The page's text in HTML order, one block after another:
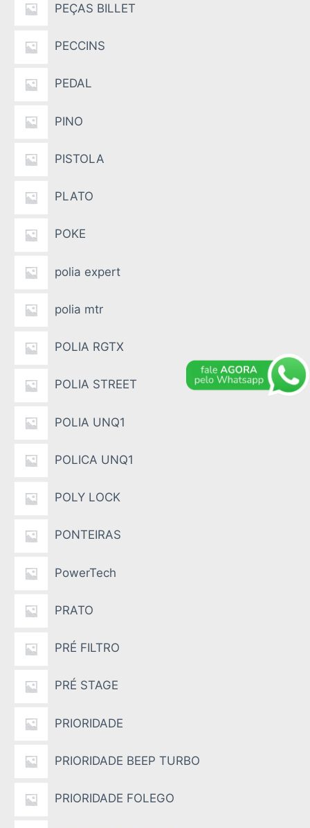
PEÇAS BILLET
PECCINS
PEDAL
PINO
PISTOLA
PLATO
POKE
polia expert
polia mtr
POLIA RGTX
POLIA STREET
POLIA UNQ1
POLICA UNQ1
POLY LOCK
PONTEIRAS
PowerTech
PRATO
PRÉ FILTRO
PRÉ STAGE
PRIORIDADE
PRIORIDADE BEEP TURBO
PRIORIDADE FOLEGO